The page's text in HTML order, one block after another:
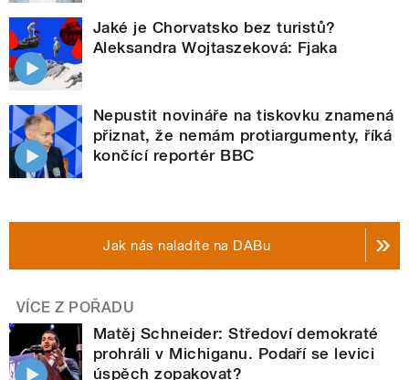
Jaké je Chorvatsko bez turistů?
Aleksandra Wojtaszeková: Fjaka
Nepustit novináře na tiskovku znamená
přiznat, že nemám protiargumenty, říká
končící reportér BBC
Jak nás naladíte na DABu
VÍCE Z POŘADU
Matěj Schneider: Středoví demokraté
prohráli v Michiganu. Podaří se levici
úspěch zopakovat?